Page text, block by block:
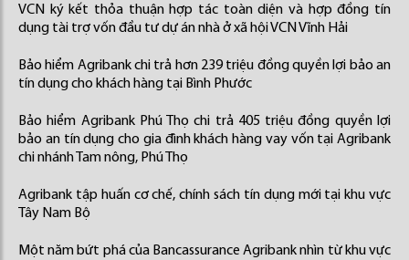
VCN ký kết thỏa thuận hợp tác toàn diện và hợp đồng tín
dụng tài trợ vốn đầu tư dự án nhà ở xã hội VCN Vĩnh Hải
Bảo hiểm Agribank chi trả hơn 239 triệu đồng quyền lợi bảo an
tín dụng cho khách hàng tại Bình Phước
Bảo hiểm Agribank Phú Thọ chi trả 405 triệu đồng quyền lợi
bảo an tín dụng cho gia đình khách hàng vay vốn tại Agribank
chi nhánh Tam nông, Phú Thọ
Agribank tập huấn cơ chế, chính sách tín dụng mới tại khu vực
Tây Nam Bộ
Một năm bứt phá của Bancassurance Agribank nhìn từ khu vực